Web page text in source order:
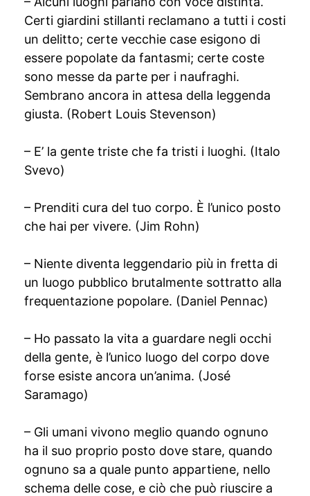
Certi giardini stillanti reclamano a tutti i costi
un delitto; certe vecchie case esigono di
essere popolate da fantasmi; certe coste
sono messe da parte per i naufraghi.
Sembrano ancora in attesa della leggenda
giusta. (Robert Louis Stevenson)
– E’ la gente triste che fa tristi i luoghi. (Italo
Svevo)
– Prenditi cura del tuo corpo. È l’unico posto
che hai per vivere. (Jim Rohn)
– Niente diventa leggendario più in fretta di
un luogo pubblico brutalmente sottratto alla
frequentazione popolare. (Daniel Pennac)
– Ho passato la vita a guardare negli occhi
della gente, è l’unico luogo del corpo dove
forse esiste ancora un’anima. (José
Saramago)
– Gli umani vivono meglio quando ognuno
ha il suo proprio posto dove stare, quando
ognuno sa a quale punto appartiene, nello
schema delle cose, e ciò che può riuscire a